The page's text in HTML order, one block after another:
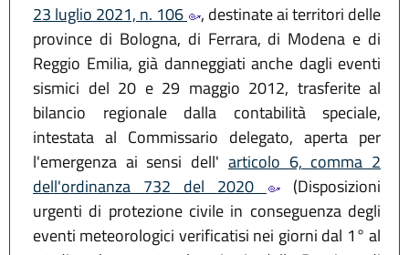
23 luglio 2021, n. 106
, destinate ai territori delle
province di Bologna, di Ferrara, di Modena e di
Reggio Emilia, già danneggiati anche dagli eventi
sismici del 20 e 29 maggio 2012, trasferite al
bilancio regionale dalla contabilità speciale,
intestata al Commissario delegato, aperta per
l'emergenza ai sensi dell' articolo 6, comma 2
dell'ordinanza 732 del 2020
(Disposizioni
urgenti di protezione civile in conseguenza degli
eventi meteorologici verificatisi nei giorni dal 1° al